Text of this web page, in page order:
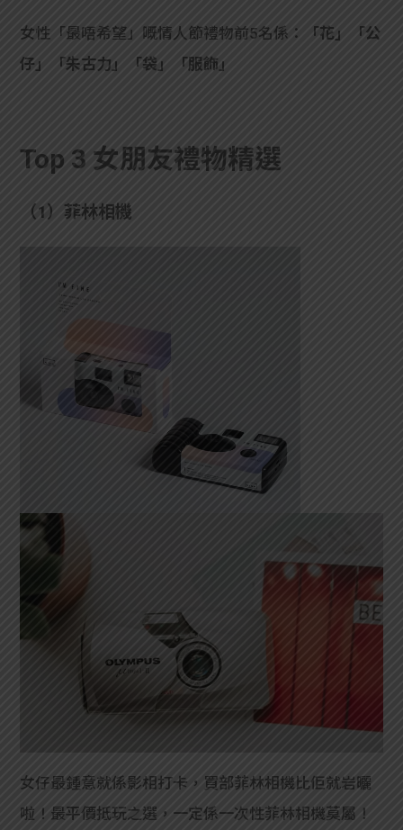
女性「最唔希望」嘅情人節禮物前5名係：
「花」「公
仔」「朱古力」「袋」「服飾」
Top 3 女朋友禮物精選
（1）菲林相機
女仔最鍾意就係影相打卡，買部菲林相機比佢就岩曬
啦！最平價抵玩之選，一定係一次性菲林相機莫屬！